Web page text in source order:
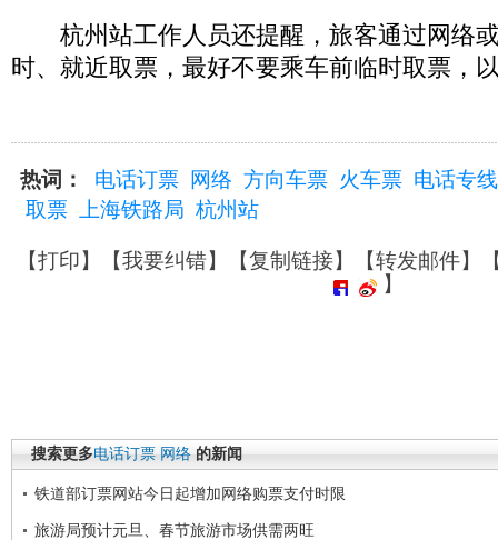
杭州站工作人员还提醒，旅客通过网络
时、就近取票，最好不要乘车前临时取票，
热词： 电话订票 网络 方向车票 火车票 电话专线
取票
上海铁路局 杭州站
【打印】【我要纠错】【复制链接】【转发邮件】
】
搜索更多电话订票 网络 的新闻
铁道部订票网站今日起增加网络购票支付时限
旅游局预计元旦、春节旅游市场供需两旺